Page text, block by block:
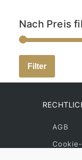
Nach Preis
Filter
AGB